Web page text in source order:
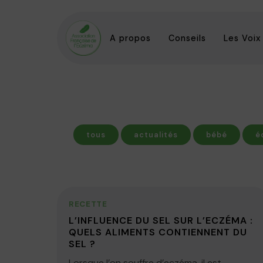
A propos Conseils Les Voix
tous actualités bébé
RECETTE
L’INFLUENCE DU SEL SUR L’ECZÉMA :
QUELS ALIMENTS CONTIENNENT DU
SEL ?